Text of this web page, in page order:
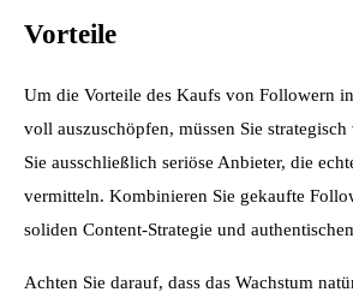
Vorteile
Um die Vorteile des Kaufs von Followern
voll auszuschöpfen, müssen Sie
Sie ausschließlich seriöse Anbieter, die
vermitteln. Kombinieren Sie gekaufte
soliden Content-Strategie und
Achten Sie darauf, dass das Wachstum